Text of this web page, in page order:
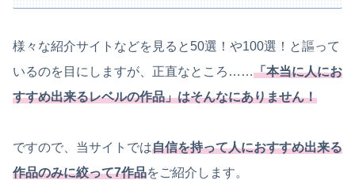
様々な紹介サイトなどを見ると50選！や100選！と謳って
いるのを目にしますが、正直なところ……「本当に人にお
すすめ出来るレベルの作品」はそんなにありません！
ですので、当サイトでは自信を持って人におすすめ出来る
作品のみに絞って7作品をご紹介します。